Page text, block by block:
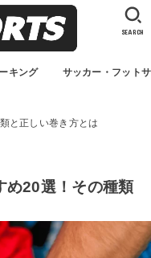
キング サッカー・フット
SEARCH
と正しい巻き方とは
め20選！その種類